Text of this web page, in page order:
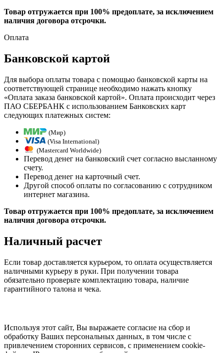
Товар отгружается при 100% предоплате, за исключением
наличия договора отсрочки.
Оплата
Банковской картой
Для выбора оплаты товара с помощью банковской карты на
соответствующей странице необходимо нажать кнопку
«Оплата заказа банковской картой». Оплата происходит через
ПАО СБЕРБАНК с использованием Банковских карт
следующих платежных систем:
(Мир)
(Visa International)
(Mastercard Worldwide)
Перевод денег на банковский счет согласно высланному
счету.
Перевод денег на карточный счет.
Другой способ оплаты по согласованию с сотрудником
интернет магазина.
Товар отгружается при 100% предоплате, за исключением
наличия договора отсрочки.
Наличный расчет
Если товар доставляется курьером, то оплата осуществляется
наличными курьеру в руки. При получении товара
обязательно проверьте комплектацию товара, наличие
гарантийного талона и чека.
Используя этот сайт, Вы выражаете согласие на сбор и
обработку Ваших персональных данных, в том числе с
привлечением сторонних сервисов, с применением cookie-